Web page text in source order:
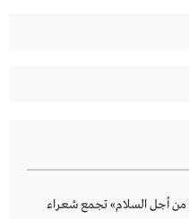
من أجل السلام» تجمع شعراء